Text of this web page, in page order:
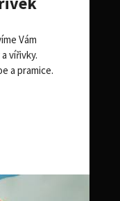
Vám
vířivky.
a pramice.